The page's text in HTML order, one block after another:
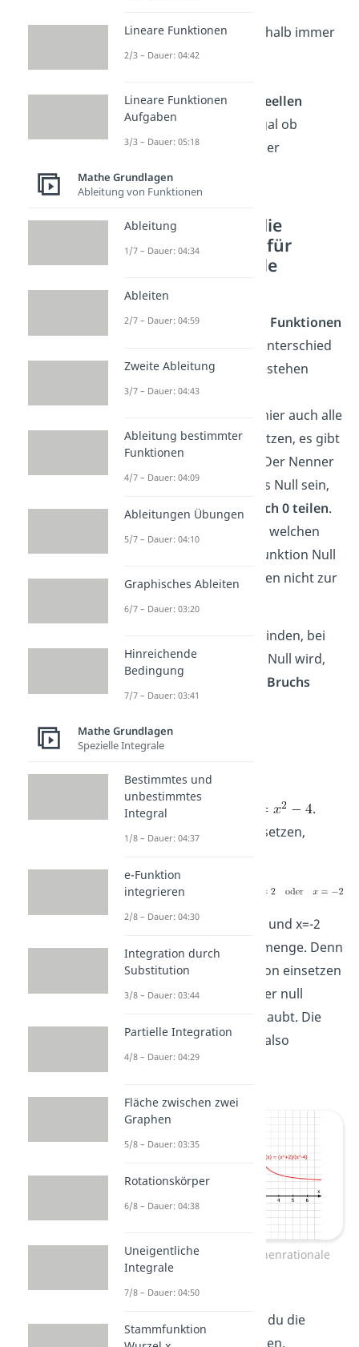
Definitionsmenge ist deshalb immer
Das bedeutet, dass
alle reellen
Zahlenerlaubt
sind — egal ob
positiv, negativ, Bruch oder
Kommazahl.
So bestimmst du die
Definitionsmenge für
gebrochenrationale
Funktionen
Beigebrochenrationalen Funktionen
gibt es einen wichtigen Unterschied
zu ganzrationalen: Sie bestehen
immer aus einem Bruch.
Grundsätzlich darfst du hier auch alle
reellen Zahlen für x einsetzen, es gibt
nur eine wichtige Regel: Der Nenner
eines Bruchs darf niemals Null sein,
denn man darfnicht durch 0 teilen.
Du überlegst dir also, bei welchen
Zahlen der Nenner der Funktion Null
wird. Diese Zahlen gehören nicht zur
Definitionsmenge.
Um die Zahlen herauszufinden, bei
denen der Nenner gleich Null wird,
setzt du den
Nenner des Bruchs
einfach
➡️Beispiel:
Der Nenner lautet
.
Wenn wir ihn gleich null setzen,
Damit sind die Werte x=2 und x=-2
nicht Teil der Definitionsmenge. Denn
wenn du sie in die Funktion einsetzen
würdest, würde im Nenner null
stehen — das ist nicht erlaubt. Die
Definitionsmenge lautet also
Definitionslücken gebrochenrationale
kannst du die
Definitionslücken
erkennen.
Lineare Funktionen
2/3 – Dauer: 04:42
Lineare Funktionen
Aufgaben
3/3 – Dauer: 05:18
Mathe Grundlagen
Ableitung von Funktionen
Ableitung
1/7 – Dauer: 04:34
Ableiten
2/7 – Dauer: 04:59
Zweite Ableitung
3/7 – Dauer: 04:43
Ableitung bestimmter
Funktionen
4/7 – Dauer: 04:09
Ableitungen Übungen
5/7 – Dauer: 04:10
Graphisches Ableiten
6/7 – Dauer: 03:20
Hinreichende
Bedingung
7/7 – Dauer: 03:41
Mathe Grundlagen
Spezielle Integrale
Bestimmtes und
unbestimmtes
Integral
1/8 – Dauer: 04:37
e-Funktion
integrieren
2/8 – Dauer: 04:30
Integration durch
Substitution
3/8 – Dauer: 03:44
Partielle Integration
4/8 – Dauer: 04:29
Fläche zwischen zwei
Graphen
5/8 – Dauer: 03:35
Rotationskörper
6/8 – Dauer: 04:38
Uneigentliche
Integrale
7/8 – Dauer: 04:50
Stammfunktion